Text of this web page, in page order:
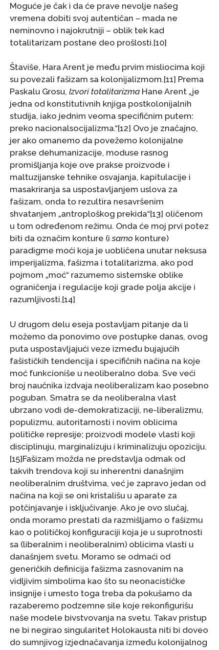
Moguće je čak i da će prave nevolje našeg
vremena dobiti svoj autentičan – mada ne
neminovno i najokrutniji – oblik tek kad
totalitarizam postane deo prošlosti.[10]
Štaviše, Hara Arent je među prvim misliocima koji
su povezali fašizam sa kolonijalizmom.[11] Prema
Paskalu Grosu, Izvori totalitarizma Hane Arent „je
jedna od konstitutivnih knjiga postkolonijalnih
studija, iako jednim veoma specifičnim putem:
preko nacionalsocijalizma.“[12] Ovo je značajno,
jer ako omanemo da povežemo kolonijalne
prakse dehumanizacije, moduse rasnog
promišljanja koje ove prakse proizvode i
maltuzijanske tehnike osvajanja, kapitulacije i
masakriranja sa uspostavljanjem uslova za
fašizam, onda to rezultira nesavršenim
shvatanjem „antroploškog prekida“[13] oličenom
u tom određenom režimu. Onda će moj prvi potez
biti da označim konture (isamo konture)
paradigme moći koja je uobličena unutar neksusa
imperijalizma, fašizma i totalitarizma, ako pod
pojmom „moć“ razumemo sistemske oblike
ograničenja i regulacije koji grade polja akcije i
razumljivosti.[14]
U drugom delu eseja postavljam pitanje da li
možemo da ponovimo ove postupke danas, ovog
puta uspostavljajući veze između bujajućih
fašističkih tendencija i specifičnih načina na koje
moć funkcioniše u neoliberalno doba. Sve veći
broj naučnika izdvaja neoliberalizam kao posebno
poguban. Smatra se da neoliberalna vlast
ubrzano vodi de-demokratizaciji, ne-liberalizmu,
populizmu, autoritarnosti i novim oblicima
političke represije; proizvodi modele vlasti koji
disciplinuju, marginalizuju i kriminalizuju opoziciju.
[15]Fašizam možda ne predstavlja odmak od
takvih trendova koji su inherentni današnjim
neoliberalnim društvima, već je zapravo jedan od
načina na koji se oni kristališu u aparate za
potčinjavanje i isključivanje. Ako je ovo slučaj,
onda moramo prestati da razmišljamo o fašizmu
kao o političkoj konfiguraciji koja je u suprotnosti
sa (liberalnim i neoliberalnim) oblicima vlasti u
današnjem svetu. Moramo se odmaći od
generičkih definicija fašizma zasnovanim na
vidljivim simbolima kao što su neonacističke
insignije i umesto toga treba da pokušamo da
razaberemo podzemne sile koje rekonfigurišu
naše modele bivstvovanja na svetu. Takav pristup
ne bi negirao singularitet Holokausta niti bi doveo
do sumnjivog izjednačavanja između kolonijalnog